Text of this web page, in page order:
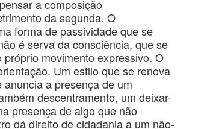
a composição
da segunda. O
forma de passividade que se
é serva da consciência, que se
movimento expressivo. O
Um estilo que se renova
a presença de um
descentramento, um deixar-
presença de algo que não
dá direito de cidadania a um não-